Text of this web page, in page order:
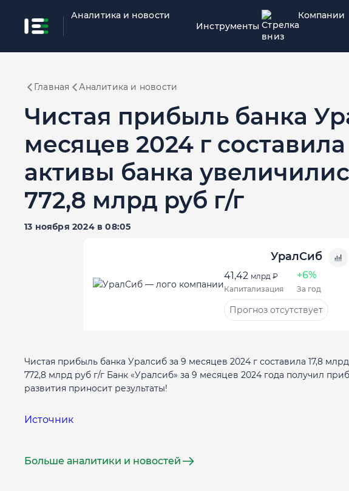
Аналитика и новости
Инструменты
Компании
Главная Аналитика и новости
Чистая прибыль банка
месяцев 2024 г
активы банка
772,8 млрд руб г/г
13 ноября 2024 в 08:05
УралСиб
41,42 млрд ₽ +6%
Капитализация За год
Прогноз отсутствует
Чистая прибыль банка Уралсиб за 9 месяцев 2024 г составила 17,8
772,8 млрд руб г/г Банк «Уралсиб» за 9 месяцев 2024 года получил
развития приносит результаты!
Источник
Больше аналитики и новостей